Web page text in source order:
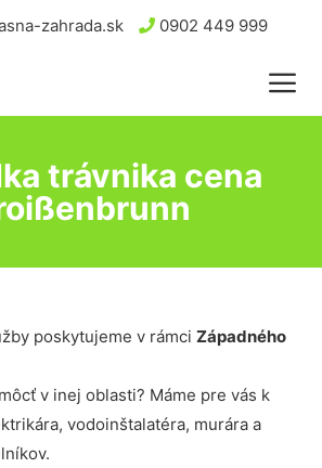
zahrada.sk 0902 449 999
trávnika cena
poskytujeme v rámci Západného
v inej oblasti? Máme pre vás k
vodoinštalatéra, murára a